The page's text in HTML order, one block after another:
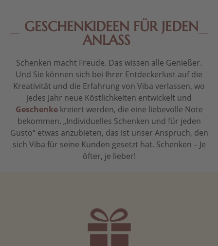
GESCHENKIDEEN FÜR JEDEN
ANLASS
Schenken macht Freude. Das wissen alle Genießer.
Und Sie können sich bei Ihrer Entdeckerlust auf die
Kreativität und die Erfahrung von Viba verlassen, wo
jedes Jahr neue Köstlichkeiten entwickelt und
Geschenkekreiert werden, die eine liebevolle Note
bekommen. „Individuelles Schenken und für jeden
Gusto“ etwas anzubieten, das ist unser Anspruch, den
sich Viba für seine Kunden gesetzt hat. Schenken – Je
öfter, je lieber!